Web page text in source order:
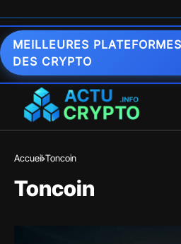
MEILLEURES
DES CRYPTO
Accueil Toncoin
Toncoin